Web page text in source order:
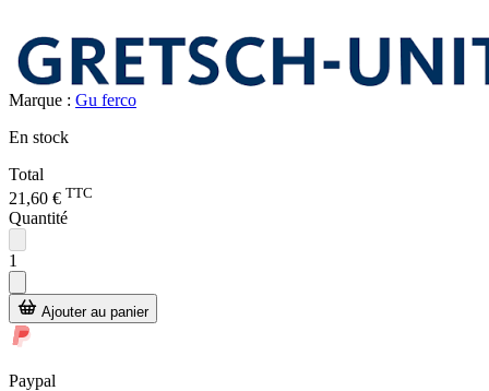
Marque : Gu ferco
En stock
Total
21,60 € TTC
Quantité
1
Ajouter au panier
Paypal